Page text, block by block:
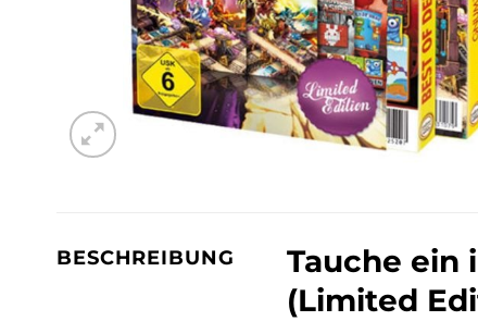
BESCHREIBUNG
Tauche ein
(Limited